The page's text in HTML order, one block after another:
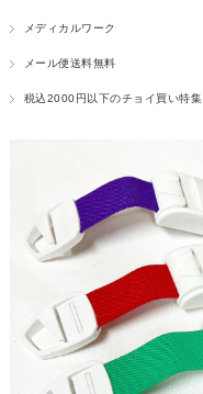
メディカルワーク
メール便送料無料
税込2000円以下のチョイ買い特集